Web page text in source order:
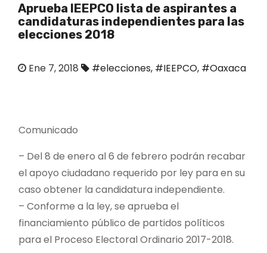
Aprueba IEEPCO lista de aspirantes a
candidaturas independientes para las
elecciones 2018
Ene 7, 2018 #elecciones, #IEEPCO, #Oaxaca
Comunicado
– Del 8 de enero al 6 de febrero podrán recabar
el apoyo ciudadano requerido por ley para en su
caso obtener la candidatura independiente.
– Conforme a la ley, se aprueba el
financiamiento público de partidos políticos
para el Proceso Electoral Ordinario 2017-2018.